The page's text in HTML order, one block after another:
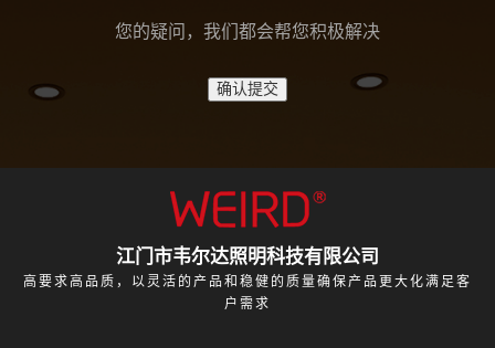
您的疑问，我们都会帮您积极解决
江门市韦尔达照明科技有限公司
高要求高品质，以灵活的产品和稳健的质量确保产品更大化满足客
户需求